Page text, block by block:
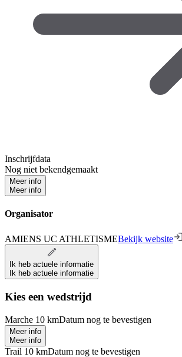
Inschrijfdata
Nog niet bekendgemaakt
Meer info
Meer info
Organisator
AMIENS UC ATHLETISMEBekijk website
Ik heb actuele informatie
Ik heb actuele informatie
Kies een wedstrijd
Marche 10 kmDatum nog te bevestigen
Meer info
Meer info
Trail 10 kmDatum nog te bevestigen